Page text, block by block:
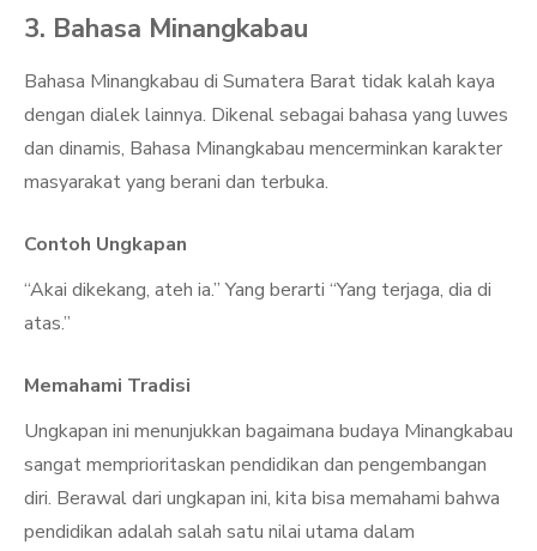
3. Bahasa Minangkabau
Bahasa Minangkabau di Sumatera Barat tidak kalah kaya
dengan dialek lainnya. Dikenal sebagai bahasa yang luwes
dan dinamis, Bahasa Minangkabau mencerminkan karakter
masyarakat yang berani dan terbuka.
Contoh Ungkapan
“Akai dikekang, ateh ia.” Yang berarti “Yang terjaga, dia di
atas.”
Memahami Tradisi
Ungkapan ini menunjukkan bagaimana budaya Minangkabau
sangat memprioritaskan pendidikan dan pengembangan
diri. Berawal dari ungkapan ini, kita bisa memahami bahwa
pendidikan adalah salah satu nilai utama dalam